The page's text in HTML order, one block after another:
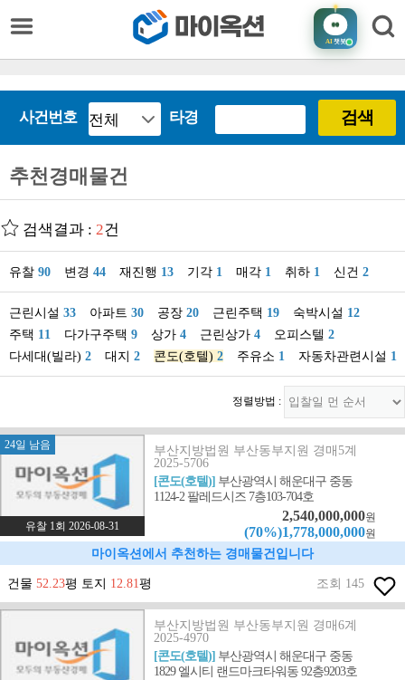
AI챗봇
사건번호 타경 검색
추천경매물건
검색결과 : 2건
유찰 90 변경 44 재진행 13 기각 1 매각 1 취하 1 신건 2
근린시설 33 아파트 30 공장 20 근린주택 19 숙박시설 12
주택 11 다가구주택 9 상가 4 근린상가 4 오피스텔 2
다세대(빌라) 2 대지 2 콘도(호텔) 2 주유소 1 자동차관련시설 1
정렬방법 :
24일 남음
유찰 1회 2026-08-31
부산지방법원 부산동부지원 경매5계
2025-5706
[콘도(호텔)] 부산광역시 해운대구 중동
1124-2 팔레드시즈 7층103-704호
2,540,000,000원
(70%)1,778,000,000원
마이옥션에서 추천하는 경매물건입니다
건물 52.23평 토지 12.81평 조회 145
부산지방법원 부산동부지원 경매6계
2025-4970
[콘도(호텔)] 부산광역시 해운대구 중동
1829 엘시티 랜드마크타워동 92층9203호